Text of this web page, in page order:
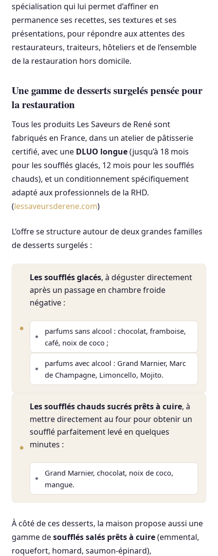
spécialisation qui lui permet d’affiner en
permanence ses recettes, ses textures et ses
présentations, pour répondre aux attentes des
restaurateurs, traiteurs, hôteliers et de l’ensemble
de la restauration hors domicile.
Une gamme de desserts surgelés pensée pour
la restauration
Tous les produits Les Saveurs de René sont
fabriqués en France, dans un atelier de pâtisserie
certifié, avec une DLUO longue(jusqu’à 18 mois
pour les soufflés glacés, 12 mois pour les soufflés
chauds), et un conditionnement spécifiquement
adapté aux professionnels de la RHD.
(lessaveursderene.com)
L’offre se structure autour de deux grandes familles
de desserts surgelés :
Les soufflés glacés, à déguster directement
après un passage en chambre froide
négative :
parfums sans alcool : chocolat, framboise,
café, noix de coco ;
parfums avec alcool : Grand Marnier, Marc
de Champagne, Limoncello, Mojito.
Les soufflés chauds sucrés prêts à cuire, à
mettre directement au four pour obtenir un
soufflé parfaitement levé en quelques
minutes :
Grand Marnier, chocolat, noix de coco,
mangue.
À côté de ces desserts, la maison propose aussi une
gamme desoufflés salés prêts à cuire(emmental,
roquefort, homard, saumon-épinard),